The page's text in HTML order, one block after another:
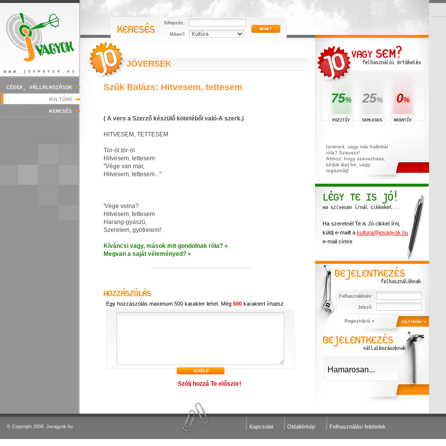
Kifejezés:
Miben?
JÓVERSEK
Szűk Balázs: Hitvesem, tettesem
( A vers a Szerző készülő kötetéből való-A szerk.)
HITVESEM, TETTESEM
Tör-öl tör-öl
Hitvesem, tettesem
"Vége van már,
Hitvesem, tettesem..."
'Vége volna?
Hitvesem, tettesem
Harang-gyászú,
Szerelem, gyötrelem!'
Kíváncsi vagy, mások mit gondolnak róla? »
Megvan a saját véleményed? »
Egy hozzászólás maximum 500 karakter lehet. Még 500 karaktert írhatsz.
Szólj hozzá Te először!
75% 25% 0%
Ismered, vagy már hallottál
róla? Szavazz!
Ahhoz, hogy szavazhass,
kérjük lépj be, vagy
regisztrálj!
Ha szeretnél Te is Jó cikket írni,
küldj e-mailt a kultura@jovagyok.hu
e-mail címre
Felhasználónév:
Jelszó:
Regisztráció »
Hamarosan...
© Copyright 2008. Jovagyok.hu Kapcsolat Oldaltérkép Felhasználási feltételek